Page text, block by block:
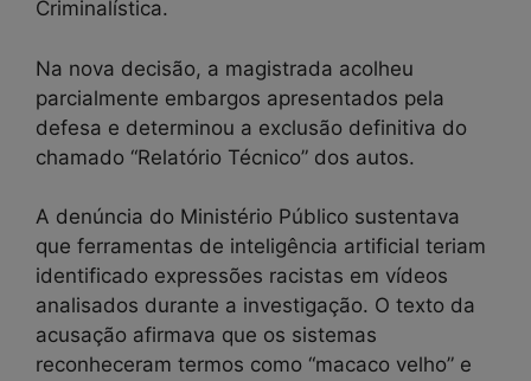
Criminalística.
Na nova decisão, a magistrada acolheu
parcialmente embargos apresentados pela
defesa e determinou a exclusão definitiva do
chamado “Relatório Técnico” dos autos.
A denúncia do Ministério Público sustentava
que ferramentas de inteligência artificial teriam
identificado expressões racistas em vídeos
analisados durante a investigação. O texto da
acusação afirmava que os sistemas
reconheceram termos como “macaco velho” e